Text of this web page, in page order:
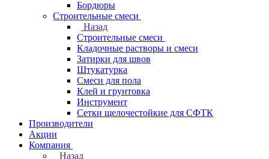
Бордюры
Строительные смеси
Назад
Строительные смеси
Кладочные растворы и смеси
Затирки для швов
Штукатурка
Смеси для пола
Клей и грунтовка
Инструмент
Сетки щелочестойкие для СФТК
Производители
Акции
Компания
Назад